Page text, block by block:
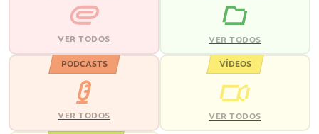
VER TODOS VER TODOS
PODCASTS
VER TODOS
VÍDEOS
VER TODOS